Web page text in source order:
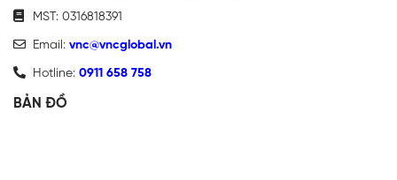
MST: 0316818391
Email: vnc@vncglobal.vn
Hotline: 0911 658 758
BẢN ĐỒ